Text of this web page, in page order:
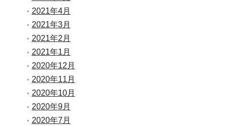
2021年4月
2021年3月
2021年2月
2021年1月
2020年12月
2020年11月
2020年10月
2020年9月
2020年7月